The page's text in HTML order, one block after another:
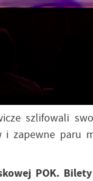
szlifowali
paru
POK.